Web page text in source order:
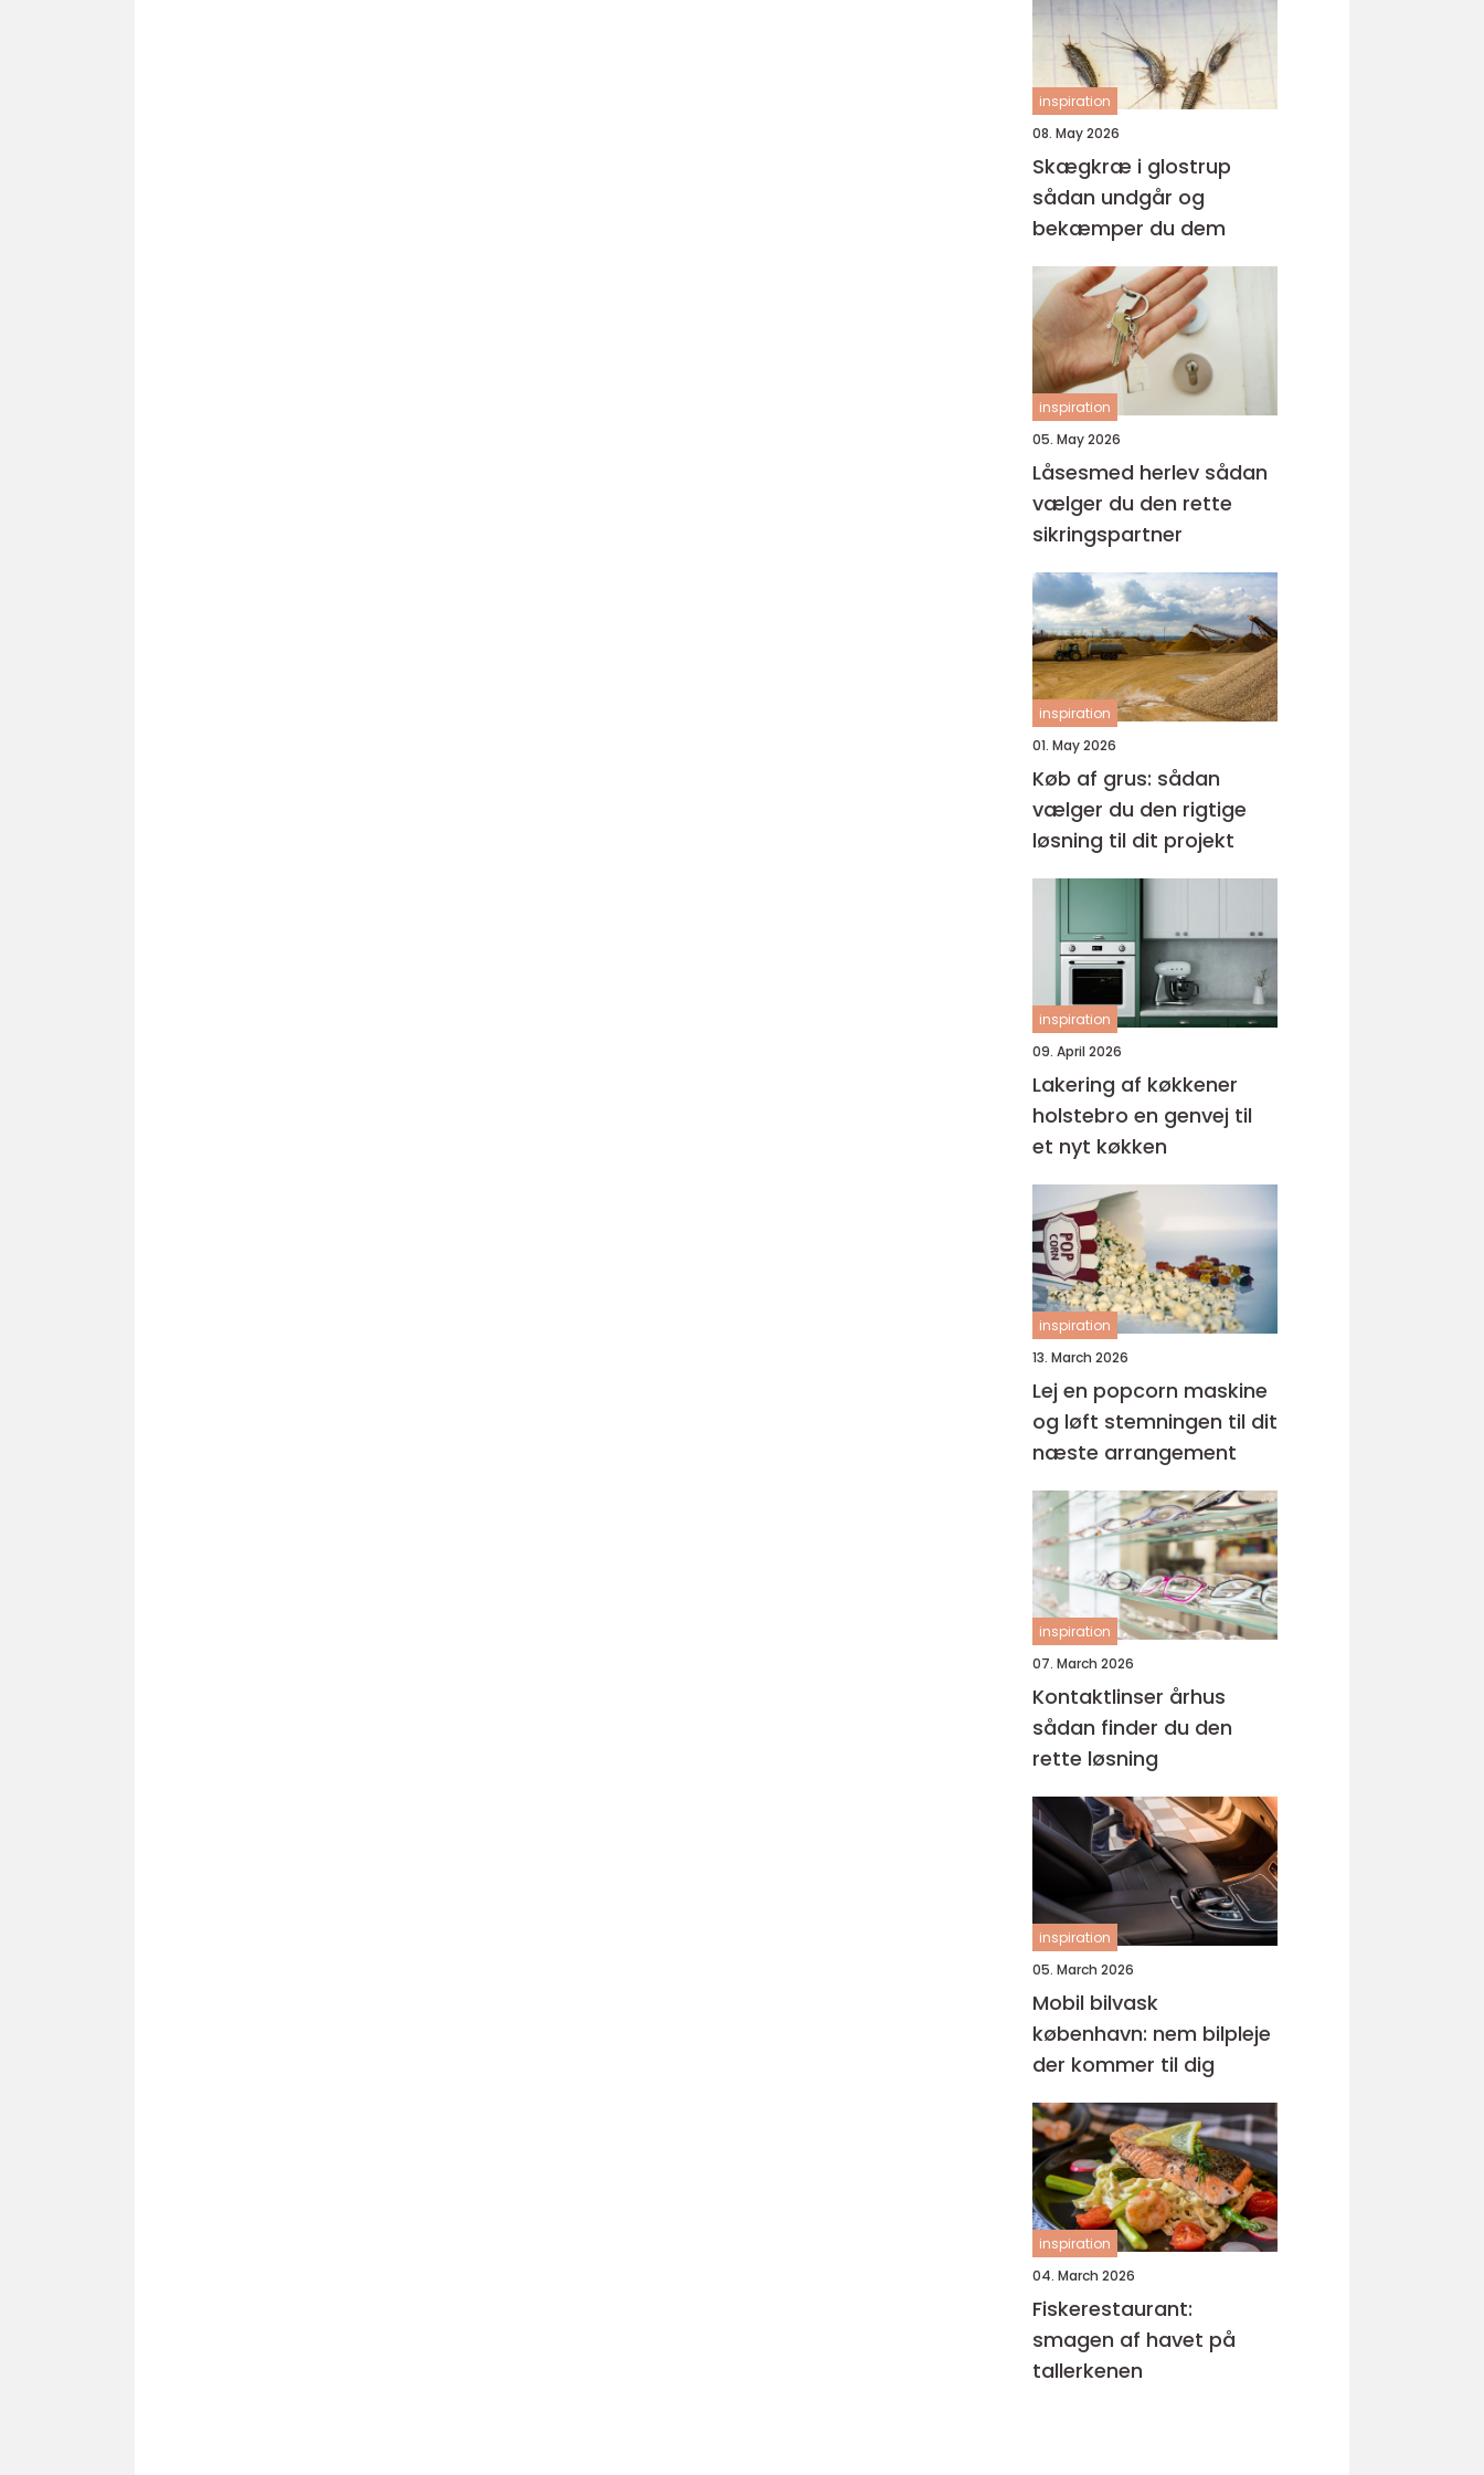
inspiration
08. May 2026
Skægkræ i glostrup
sådan undgår og
bekæmper du dem
inspiration
05. May 2026
Låsesmed herlev sådan
vælger du den rette
sikringspartner
inspiration
01. May 2026
Køb af grus: sådan
vælger du den rigtige
løsning til dit projekt
inspiration
09. April 2026
Lakering af køkkener
holstebro en genvej til
et nyt køkken
inspiration
13. March 2026
Lej en popcorn maskine
og løft stemningen til dit
næste arrangement
inspiration
07. March 2026
Kontaktlinser århus
sådan finder du den
rette løsning
inspiration
05. March 2026
Mobil bilvask
københavn: nem bilpleje
der kommer til dig
inspiration
04. March 2026
Fiskerestaurant:
smagen af havet på
tallerkenen